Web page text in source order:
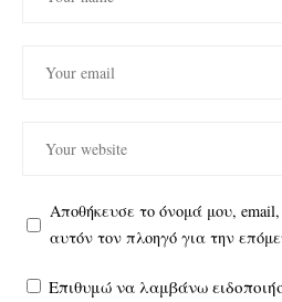
Αποθήκευσε το όνομά μου,
αυτόν τον πλοηγό για την
Επιθυμώ να λαμβάνω